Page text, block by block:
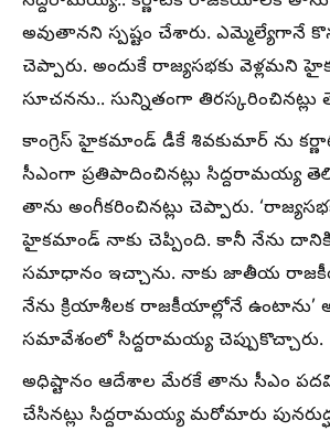
అవుతానని స్పష్టం చేశారు. ఎమ్మెల్యేగానే
చెప్పారు. అందుకే రాజ్యసభకు వెళ్లమని
సూచనను.. సున్నితంగా
కాంగ్రెస్ హైకమాండ్ డీకే శివకుమార్ ను
సీఎంగా ప్రతిపాదించినట్లు సిద్దరామయ్య
తాను అంగీకరించినట్లు చెప్పారు.
హైకమాండ్ నాకు చెప్పింది. కానీ నేను దానికి
సమాధానం ఇచ్చాను. నాకు జాతీయ
నేను క్రియాశీలక రాజకీయాల్లోనే
సమావేశంలో సిద్దరామయ్య చెప్పుకొచ్చారు.
అధిష్టానం ఆదేశాల మేరకే తాను సీఎం
చేసినట్లు సిద్దరామయ్య మరోమారు